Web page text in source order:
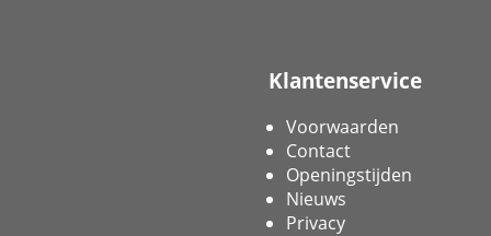
Klantenservice
Voorwaarden
Contact
Openingstijden
Nieuws
Privacy